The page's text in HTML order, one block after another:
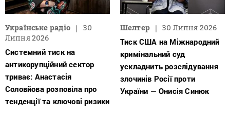
Українське радіо
30
Липня 2026
Системний тиск на
антикорупційний сектор
триває: Анастасія
Соловйова розповіла про
тенденції та ключові ризики
Шелтер 30 Липня 2026
Тиск США на Міжнародний
кримінальний суд
ускладнить розслідування
злочинів Росії проти
України — Онисія Синюк